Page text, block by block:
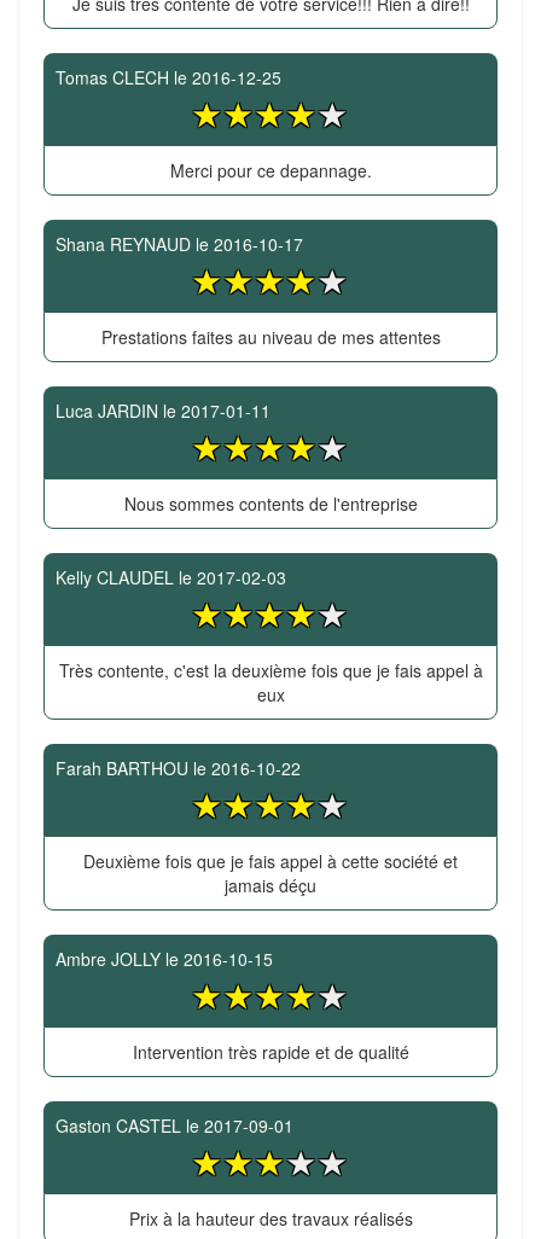
Tomas CLECH le 2016-12-25
Merci pour ce depannage.
Shana REYNAUD le 2016-10-17
Prestations faites au niveau de mes attentes
Luca JARDIN le 2017-01-11
Nous sommes contents de l'entreprise
Kelly CLAUDEL le 2017-02-03
Très contente, c'est la deuxième fois que je fais appel à
eux
Farah BARTHOU le 2016-10-22
Deuxième fois que je fais appel à cette société et
jamais déçu
Ambre JOLLY le 2016-10-15
Intervention très rapide et de qualité
Gaston CASTEL le 2017-09-01
Prix à la hauteur des travaux réalisés